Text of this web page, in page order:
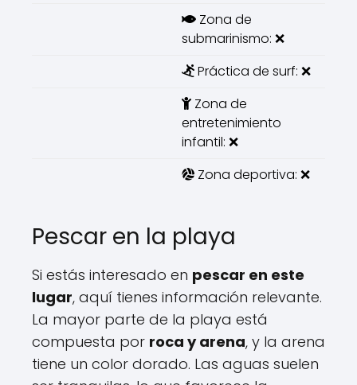
Zona de
submarinismo: ❌
Práctica de surf: ❌
Zona de
entretenimiento
infantil: ❌
Zona deportiva: ❌
Pescar en la playa
Si estás interesado en pescar en este
lugar, aquí tienes información relevante.
La mayor parte de la playa está
compuesta por roca y arena, y la arena
tiene un color dorado. Las aguas suelen